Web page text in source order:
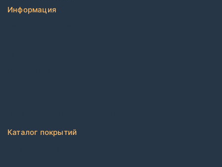
Информация
Каталог покрытий